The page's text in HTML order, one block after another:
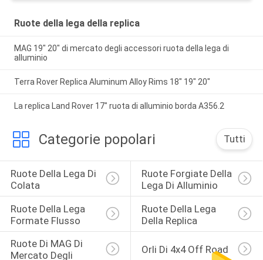
Ruote della lega della replica
MAG 19" 20" di mercato degli accessori ruota della lega di
alluminio
Terra Rover Replica Aluminum Alloy Rims 18" 19" 20"
La replica Land Rover 17" ruota di alluminio borda A356.2
Categorie popolari Tutti
Ruote Della Lega Di
Colata
Ruote Forgiate Della
Lega Di Alluminio
Ruote Della Lega
Formate Flusso
Ruote Della Lega
Della Replica
Ruote Di MAG Di
Mercato Degli
Orli Di 4x4 Off Road